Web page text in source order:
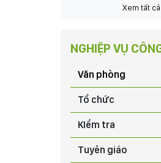
Việt Nam
03/02/2025
Tập huấn nghiệp vụ
hỗ trợ nông dân
03/06/2024
NÔNG DÂN XÃ
HOẠCH LÚA VỤ
Xem tất cả
NGHIỆP VỤ
Văn phòng
Tổ chức
KIểm tra
Tuyên giáo